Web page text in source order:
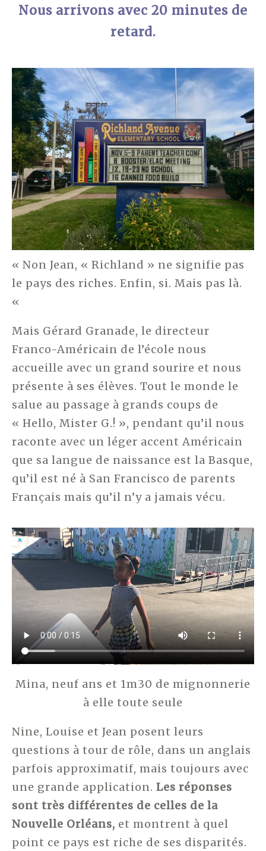
Nous arrivons avec 20 minutes de
retard.
« Non Jean, « Richland » ne signifie pas
le pays des riches. Enfin, si. Mais pas là.
«
Mais Gérard Granade, le directeur
Franco-Américain de l’école nous
accueille avec un grand sourire et nous
présente à ses élèves. Tout le monde le
salue au passage à grands coups de
« Hello, Mister G.! », pendant qu’il nous
raconte avec un léger accent Américain
que sa langue de naissance est la Basque,
qu’il est né à San Francisco de parents
Français mais qu’il n’y a jamais vécu.
Mina, neuf ans et 1m30 de mignonnerie
à elle toute seule
Nine, Louise et Jean posent leurs
questions à tour de rôle, dans un anglais
parfois approximatif, mais toujours avec
une grande application. Les réponses
sont très différentes de celles de la
Nouvelle Orléans, et montrent à quel
point ce pays est riche de ses disparités.